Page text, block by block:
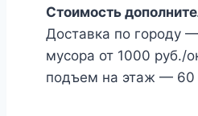
Стоимость
Доставка по городу
мусора от 1000 руб./
подъем на этаж — 60